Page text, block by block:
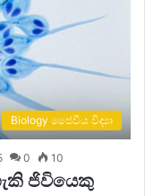
Biology ජෛවීය විද්‍යා
0 10
ජිවියෙකු